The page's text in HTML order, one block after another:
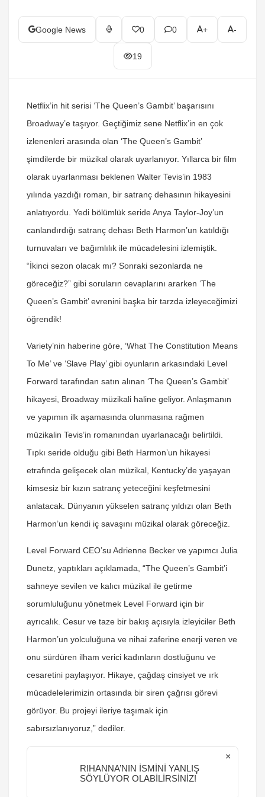
Google News 0 0 + -
19
Netflix’in hit serisi ‘The Queen’s Gambit’ başarısını
Broadway’e taşıyor. Geçtiğimiz sene Netflix’in en çok
izlenenleri arasında olan ‘The Queen’s Gambit’
şimdilerde bir müzikal olarak uyarlanıyor. Yıllarca bir film
olarak uyarlanması beklenen Walter Tevis’in 1983
yılında yazdığı roman, bir satranç dehasının hikayesini
anlatıyordu. Yedi bölümlük seride Anya Taylor-Joy’un
canlandırdığı satranç dehası Beth Harmon’un katıldığı
turnuvaları ve bağımlılık ile mücadelesini izlemiştik.
“İkinci sezon olacak mı? Sonraki sezonlarda ne
göreceğiz?” gibi soruların cevaplarını ararken ‘The
Queen’s Gambit’ evrenini başka bir tarzda izleyeceğimizi
öğrendik!
Variety’nin haberine göre, ‘What The Constitution Means
To Me’ ve ‘Slave Play’ gibi oyunların arkasındaki Level
Forward tarafından satın alınan ‘The Queen’s Gambit’
hikayesi, Broadway müzikali haline geliyor. Anlaşmanın
ve yapımın ilk aşamasında olunmasına rağmen
müzikalin Tevis’in romanından uyarlanacağı belirtildi.
Tıpkı seride olduğu gibi Beth Harmon’un hikayesi
etrafında gelişecek olan müzikal, Kentucky’de yaşayan
kimsesiz bir kızın satranç yeteceğini keşfetmesini
anlatacak. Dünyanın yükselen satranç yıldızı olan Beth
Harmon’un kendi iç savaşını müzikal olarak göreceğiz.
Level Forward CEO’su Adrienne Becker ve yapımcı Julia
Dunetz, yaptıkları açıklamada, “The Queen’s Gambit’i
sahneye sevilen ve kalıcı müzikal ile getirme
sorumluluğunu yönetmek Level Forward için bir
ayrıcalık. Cesur ve taze bir bakış açısıyla izleyiciler Beth
Harmon’un yolculuğuna ve nihai zaferine enerji veren ve
onu sürdüren ilham verici kadınların dostluğunu ve
cesaretini paylaşıyor. Hikaye, çağdaş cinsiyet ve ırk
mücadelelerimizin ortasında bir siren çağrısı görevi
görüyor. Bu projeyi ileriye taşımak için
sabırsızlanıyoruz,” dediler.
RIHANNA’NIN İSMİNİ YANLIŞ
SÖYLÜYOR OLABİLİRSİNİZ!
×